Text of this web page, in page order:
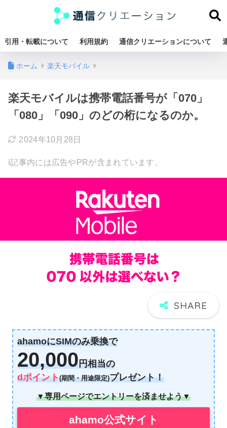
引用・転載について 利用規約 通信クリエーションについて
ホーム 楽天モバイル
楽天モバイルは携帯電話番号が「070」
「080」「090」のどの桁になるのか。
2024年10月28日
ℹ︎記事内には広告やPRが含まれています。
ahamoにSIMのみ乗換で
20,000円相当の
dポイント(期間・用途限定)プレゼント！
▼専用ページでエントリーを済ませよう▼
ahamo公式サイト